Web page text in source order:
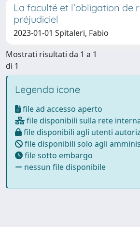
La faculté et l’obligation de
préjudiciel
2023-01-01 Spitaleri, Fabio
Mostrati risultati da 1 a 1
di 1
Legenda icone
file ad accesso aperto
file disponibili sulla rete
file disponibili agli utenti
file disponibili solo agli
file sotto embargo
nessun file disponibile